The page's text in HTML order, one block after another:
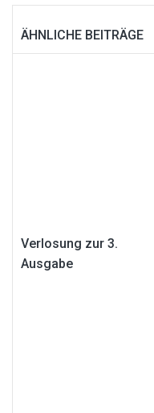
ÄHNLICHE BEITRÄGE
Verlosung zur 3.
Ausgabe